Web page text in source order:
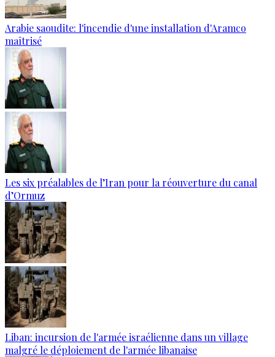
Arabie saoudite: l'incendie d'une installation d'Aramco
maîtrisé
Les six préalables de l’Iran pour la réouverture du canal
d’Ormuz
Liban: incursion de l'armée israélienne dans un village
malgré le déploiement de l'armée libanaise